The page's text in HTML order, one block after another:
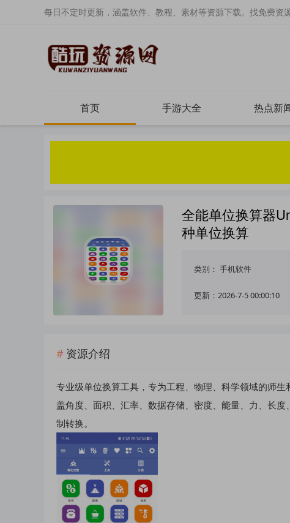
每日不定时更新，涵盖软件、教程、素材等资源下载。找免费资
首页 手游大全 热点新
全能单位换算器
种单位换算
类别： 手机软件
更新：2026-7-5 00:00:10
资源介绍
专业级单位换算工具，专为工程、物理、科学领域的师
盖角度、面积、汇率、数据存储、密度、能量、力、长
制转换。